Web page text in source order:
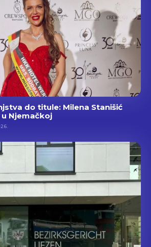
do titule: Milena Stanišić
Njemačkoj